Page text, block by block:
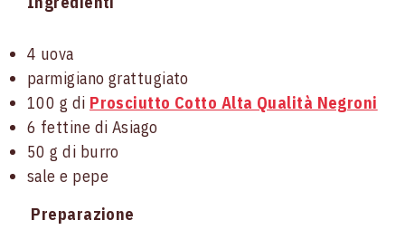
4 uova
parmigiano grattugiato
100 g di Prosciutto Cotto Alta Qualità Negroni
6 fettine di Asiago
50 g di burro
sale e pepe
Preparazione